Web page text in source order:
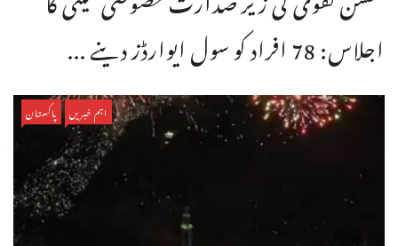
اجلاس: 78 افراد کو سول ایوارڈز دینے ...
اہم خبریں پاکستان